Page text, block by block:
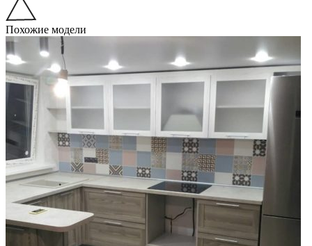
Похожие модели